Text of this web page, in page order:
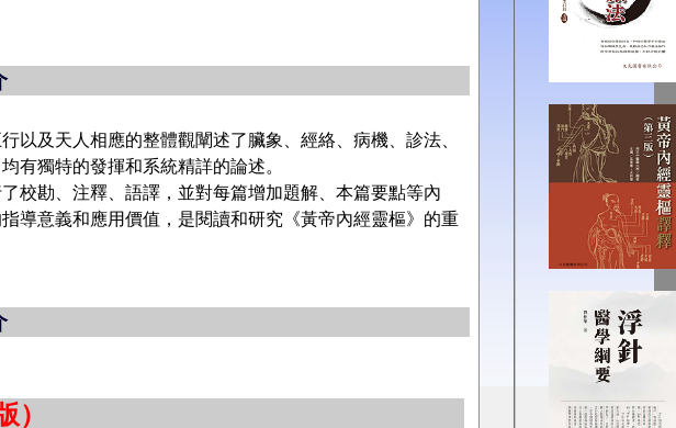
以及天人相應的整體觀闡述了臟象、經絡、病機、診法、
有獨特的發揮和系統精詳的論述。
校勘、注釋、語譯，並對每篇增加題解、本篇要點等內
導意義和應用價值，是閱讀和研究《黃帝內經靈樞》的重
）